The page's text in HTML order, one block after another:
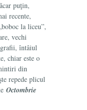
puţin,
recente,
la liceu”,
vechi
întâiul
chiar este o
din
repede plicul
Octombrie